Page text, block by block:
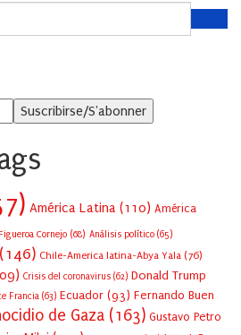
América Latina (110) América
Cornejo (68) Análisis político (65)
(146) Chile-America latina-Abya Yala (76)
Crisis del coronavirus (62) Donald Trump
Francia (63) Ecuador (93) Fernando Buen
de Gaza (163) Gustavo Petro